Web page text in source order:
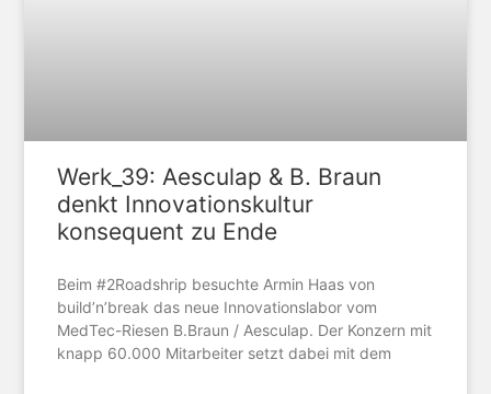
Werk_39: Aesculap & B. Braun
denkt Innovationskultur
konsequent zu Ende
Beim #2Roadshrip besuchte Armin Haas von
build’n’break das neue Innovationslabor vom
MedTec-Riesen B.Braun / Aesculap. Der Konzern mit
knapp 60.000 Mitarbeiter setzt dabei mit dem